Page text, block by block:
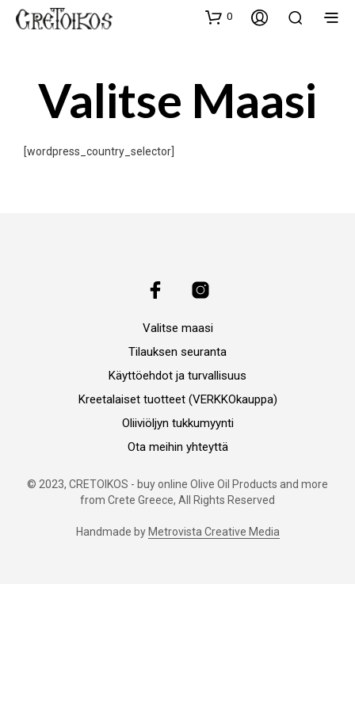
0
Valitse Maasi
[wordpress_country_selector]
Valitse maasi
Tilauksen seuranta
Käyttöehdot ja turvallisuus
Kreetalaiset tuotteet (VERKKOkauppa)
Oliiviöljyn tukkumyynti
Ota meihin yhteyttä
© 2023, CRETOIKOS - buy online Olive Oil Products and more
from Crete Greece, All Rights Reserved
Handmade byMetrovista Creative Media